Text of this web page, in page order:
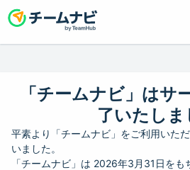
「チームナビ」はサ
了いたしま
平素より「チームナビ」をご利用いた
いました。
「チームナビ」は 2026年3月31日を